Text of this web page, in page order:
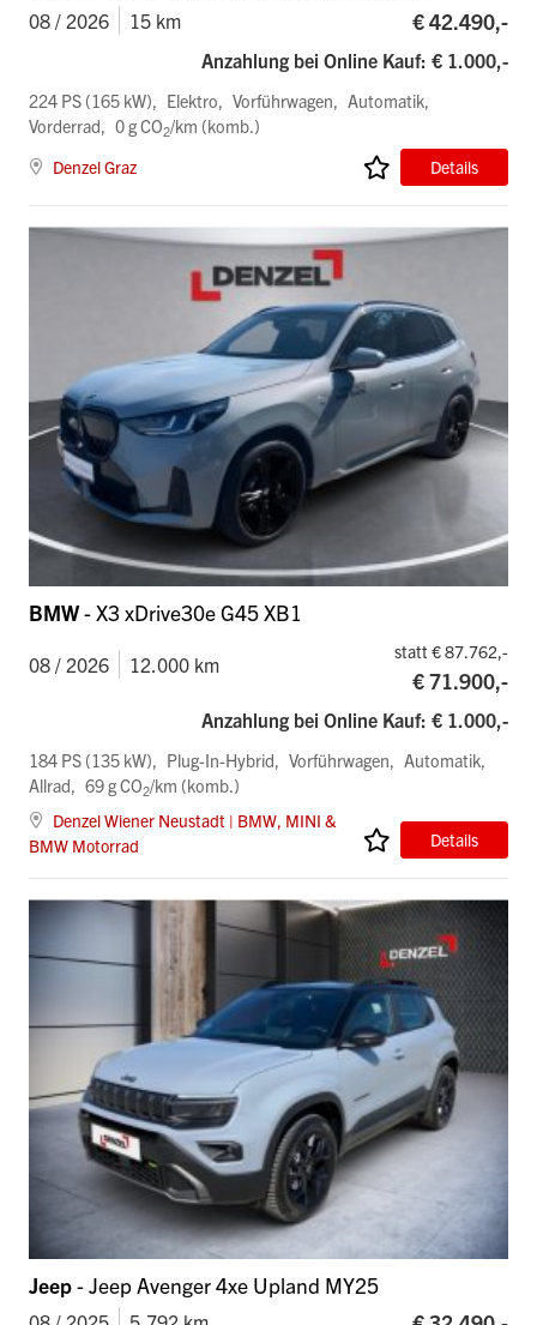
08 / 2026 15 km € 42.490,-
Anzahlung bei Online Kauf: € 1.000,-
224 PS (165 kW) Elektro Vorführwagen
Automatik
Vorderrad
0 g CO2/km (komb.)
Denzel Graz
Details
BMW- X3 xDrive30e G45 XB1
08 / 2026 12.000 km
statt € 87.762,-
€ 71.900,-
Anzahlung bei Online Kauf: € 1.000,-
184 PS (135 kW) Plug-In-Hybrid Vorführwagen
Automatik
Allrad
69 g CO2/km (komb.)
Denzel Wiener Neustadt | BMW, MINI &
BMW Motorrad
Details
Jeep- Jeep Avenger 4xe Upland MY25